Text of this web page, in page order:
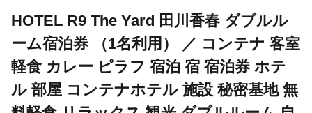
HOTEL R9 The Yard 田川香春 ダブルル
ーム宿泊券 （1名利用） ／ コンテナ 客室
軽食 カレー ピラフ 宿泊 宿 宿泊券 ホテ
ル 部屋 コンテナホテル 施設 秘密基地 無